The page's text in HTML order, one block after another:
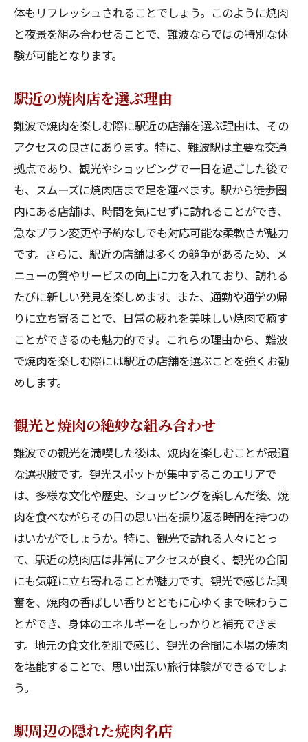
体もリフレッシュされることでしょう。このように焼肉
と夜景を組み合わせることで、難波ならではの特別な体
験が可能となります。
駅近の焼肉店を選ぶ理由
難波で焼肉を楽しむ際に駅近の店舗を選ぶ理由は、その
アクセスの良さにあります。特に、難波駅は主要な交通
拠点であり、観光やショッピングで一日を過ごした後で
も、スムーズに焼肉店まで足を運べます。駅から徒歩圏
内にある店舗は、時間を気にせずに訪れることができ、
急なプラン変更や予約なしでも対応可能な柔軟さが魅力
です。さらに、駅近の店舗は多くの競争があるため、メ
ニューの質やサービスの向上に力を入れており、訪れる
たびに新しい発見を楽しめます。また、通勤や通学の帰
りに立ち寄ることで、日常の疲れを美味しい焼肉で癒す
ことができるのも魅力的です。これらの理由から、難波
で焼肉を楽しむ際には駅近の店舗を選ぶことを強くお勧
めします。
観光と焼肉の絶妙な組み合わせ
難波での観光を満喫した後は、焼肉を楽しむことが最適
な選択肢です。観光スポットが集中するこのエリアで
は、多様な文化や歴史、ショッピングを楽しんだ後、焼
肉を食べながらその日の思い出を振り返る時間を持つの
はいかがでしょうか。特に、観光で訪れる人々にとっ
て、駅近の焼肉店は非常にアクセスが良く、観光の合間
にも気軽に立ち寄れることが魅力です。観光で感じた興
奮を、焼肉の香ばしい香りとともに心ゆくまで味わうこ
とができ、身体のエネルギーをしっかりと補充できま
す。地元の食文化を肌で感じ、観光の合間に本場の焼肉
を堪能することで、思い出深い旅行体験ができるでしょ
う。
駅周辺の隠れた焼肉名店